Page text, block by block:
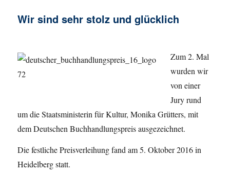
Wir sind sehr stolz und glücklich
Zum 2. Mal
wurden wir
von einer
Jury rund
um die Staatsministerin für Kultur, Monika Grütters, mit
dem Deutschen Buchhandlungspreis ausgezeichnet.
Die festliche Preisverleihung fand am 5. Oktober 2016 in
Heidelberg statt.